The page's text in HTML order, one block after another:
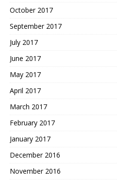
October 2017
September 2017
July 2017
June 2017
May 2017
April 2017
March 2017
February 2017
January 2017
December 2016
November 2016